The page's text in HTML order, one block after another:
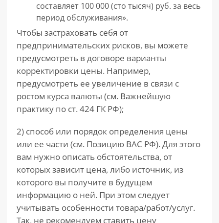
составляет 100 000 (сто тысяч) руб. за весь
период обслуживания».
Чтобы застраховать себя от
предпринимательских рисков, вы можете
предусмотреть в договоре варианты
корректировки цены. Например,
предусмотреть ее увеличение в связи с
ростом курса валюты (см. Важнейшую
практику по ст. 424 ГК РФ);
2) способ или порядок определения цены
или ее части (см. Позицию ВАС РФ). Для этого
вам нужно описать обстоятельства, от
которых зависит цена, либо источник, из
которого вы получите в будущем
информацию о ней. При этом следует
учитывать особенности товара/работ/услуг.
Так, не рекомендуем ставить цену